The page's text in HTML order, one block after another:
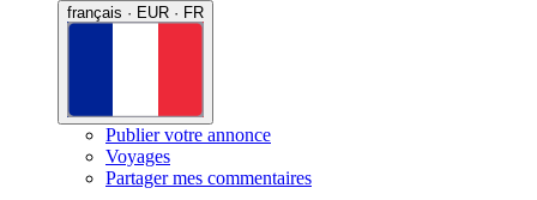
français · EUR · FR
Publier votre annonce
Voyages
Partager mes commentaires